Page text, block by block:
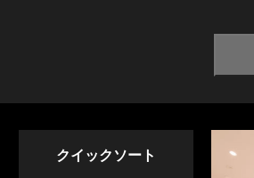
クイックソート